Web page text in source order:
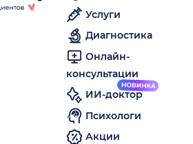
Услуги
Диагностика
Онлайн-
консультации
ИИ-доктор
Психологи
Акции